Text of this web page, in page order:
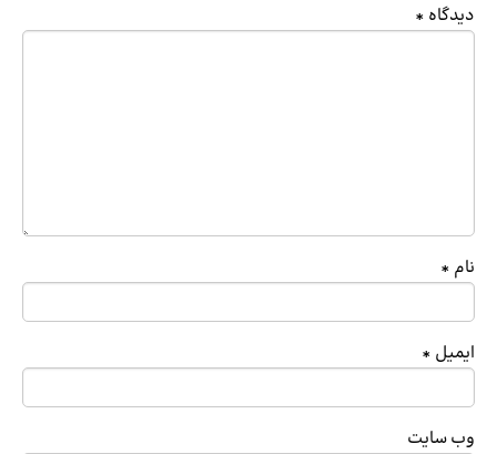
دیدگاه *
نام *
ایمیل *
وب‌ سایت